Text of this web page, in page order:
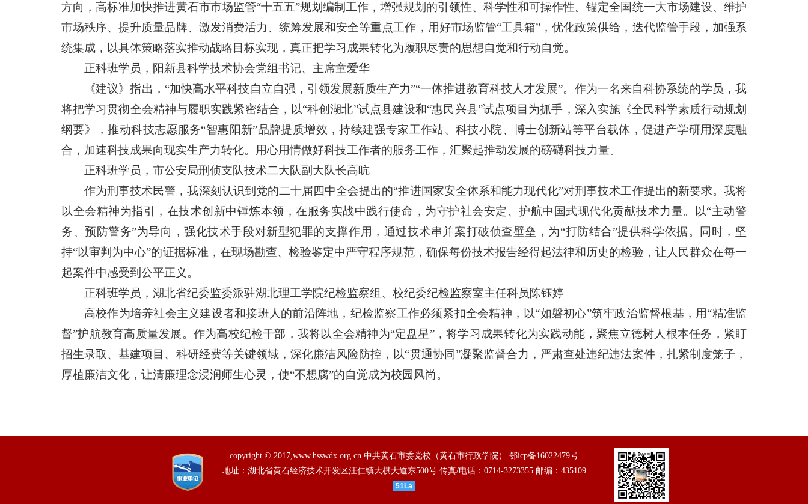
方向，高标准加快推进黄石市市场监管“十五五”规划编制工作，增强规划的引领性、科学性和可操作性。锚定全国统一大市场建设、维护
市场秩序、提升质量品牌、激发消费活力、统筹发展和安全等重点工作，用好市场监管“工具箱”，优化政策供给，迭代监管手段，加强系
统集成，以具体策略落实推动战略目标实现，真正把学习成果转化为履职尽责的思想自觉和行动自觉。
正科班学员，阳新县科学技术协会党组书记、主席童爱华
《建议》指出，“加快高水平科技自立自强，引领发展新质生产力”“一体推进教育科技人才发展”。作为一名来自科协系统的学员，我
将把学习贯彻全会精神与履职实践紧密结合，以“科创湖北”试点县建设和“惠民兴县”试点项目为抓手，深入实施《全民科学素质行动规划
纲要》，推动科技志愿服务“智惠阳新”品牌提质增效，持续建强专家工作站、科技小院、博士创新站等平台载体，促进产学研用深度融
合，加速科技成果向现实生产力转化。用心用情做好科技工作者的服务工作，汇聚起推动发展的磅礴科技力量。
正科班学员，市公安局刑侦支队技术二大队副大队长高吭
作为刑事技术民警，我深刻认识到党的二十届四中全会提出的“推进国家安全体系和能力现代化”对刑事技术工作提出的新要求。我将
以全会精神为指引，在技术创新中锤炼本领，在服务实战中践行使命，为守护社会安定、护航中国式现代化贡献技术力量。以“主动警
务、预防警务”为导向，强化技术手段对新型犯罪的支撑作用，通过技术串并案打破侦查壁垒，为“打防结合”提供科学依据。同时，坚
持“以审判为中心”的证据标准，在现场勘查、检验鉴定中严守程序规范，确保每份技术报告经得起法律和历史的检验，让人民群众在每一
起案件中感受到公平正义。
正科班学员，湖北省纪委监委派驻湖北理工学院纪检监察组、校纪委纪检监察室主任科员陈钰婷
高校作为培养社会主义建设者和接班人的前沿阵地，纪检监察工作必须紧扣全会精神，以“如磐初心”筑牢政治监督根基，用“精准监
督”护航教育高质量发展。作为高校纪检干部，我将以全会精神为“定盘星”，将学习成果转化为实践动能，聚焦立德树人根本任务，紧盯
招生录取、基建项目、科研经费等关键领域，深化廉洁风险防控，以“贯通协同”凝聚监督合力，严肃查处违纪违法案件，扎紧制度笼子，
厚植廉洁文化，让清廉理念浸润师生心灵，使“不想腐”的自觉成为校园风尚。
copyright © 2017,www.hsswdx.org.cn 中共黄石市委党校（黄石市行政学院）
鄂icp备16022479号
地址：湖北省黄石经济技术开发区汪仁镇大棋大道东500号 传真/电话：0714-3273355 邮编：435109
51La